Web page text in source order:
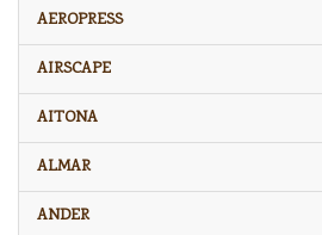
AEROPRESS
AIRSCAPE
AITONA
ALMAR
ANDER